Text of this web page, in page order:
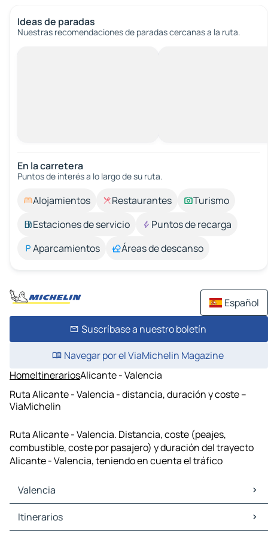
Ideas de paradas
Nuestras recomendaciones de paradas cercanas a la ruta.
En la carretera
Puntos de interés a lo largo de su ruta.
Alojamientos Restaurantes
Turismo
Estaciones de servicio
Puntos de recarga
Aparcamientos
Áreas de descanso
Español
Suscríbase a nuestro boletín
Navegar por el ViaMichelin Magazine
HomeItinerariosAlicante - Valencia
Ruta Alicante - Valencia - distancia, duración y coste –
ViaMichelin
Ruta Alicante - Valencia. Distancia, coste (peajes,
combustible, coste por pasajero) y duración del trayecto
Alicante - Valencia, teniendo en cuenta el tráfico
Valencia
Valencia Mapas Planos
Valencia Trafico
Itinerarios